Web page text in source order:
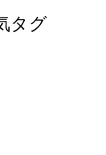
タグ